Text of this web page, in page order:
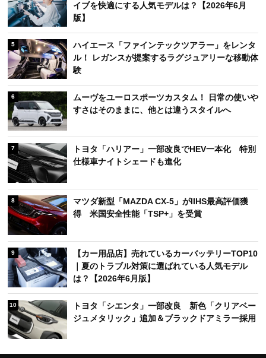
イブを快適にする人気モデルは？【2026年6月
版】
5
ハイエース「ファインテックツアラー」をレンタ
ル！ レガンスが提案するラグジュアリーな移動体
験
6
ムーヴをユーロスポーツカスタム！ 日常の使いや
すさはそのままに、他とは違うスタイルへ
7
トヨタ「ハリアー」一部改良でHEV一本化 特別
仕様車ナイトシェードも進化
8
マツダ新型「MAZDA CX-5」がIIHS最高評価獲
得 米国安全性能「TSP+」を受賞
9
【カー用品店】売れているカーバッテリーTOP10
｜夏のトラブル対策に選ばれている人気モデル
は？【2026年6月版】
10
トヨタ「シエンタ」一部改良 新色「クリアベー
ジュメタリック」追加＆ブラックドアミラー採用